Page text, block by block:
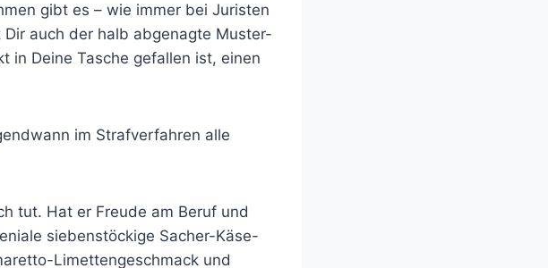
gibt es – wie immer bei Juristen
auch der halb abgenagte Muster-
in Deine Tasche gefallen ist, einen
im Strafverfahren alle
tut. Hat er Freude am Beruf und
siebenstöckige Sacher-Käse-
Limettengeschmack und